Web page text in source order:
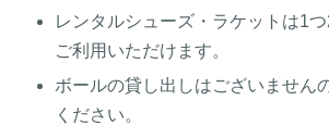
レンタルシューズ・ラケットは1
ご利用いただけます。
ボールの貸し出しはございません
ください。